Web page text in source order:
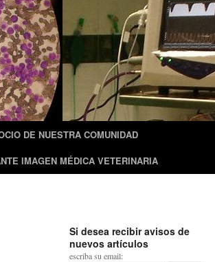
DE NUESTRA COMUNIDAD
IMAGEN MÉDICA VETERINARIA
Si desea recibir avisos de
nuevos artículos
escriba su email: